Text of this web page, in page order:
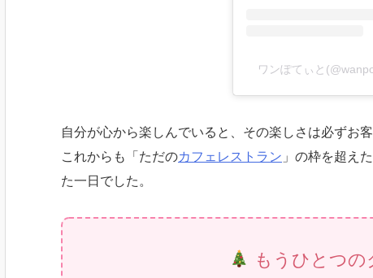
ワンぽてぃと
自分が心から楽しんでいると、その楽しさは必ずお客
これからも「ただのカフェレストラン 」の枠を超え
た一日でした。
もうひとつ